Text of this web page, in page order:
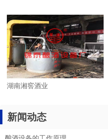
湖南湘窖酒业
新闻动态